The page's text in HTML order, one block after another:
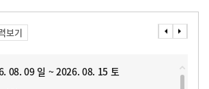
보기
08. 09 일 ~ 2026. 08. 15 토